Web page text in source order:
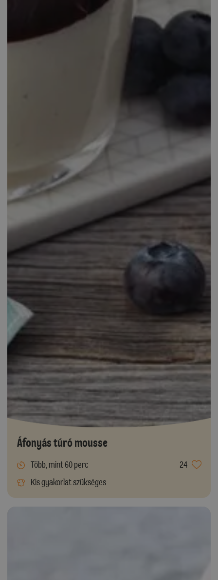
Áfonyás túró mousse
Több, mint 60 perc
24
Kis gyakorlat szükséges